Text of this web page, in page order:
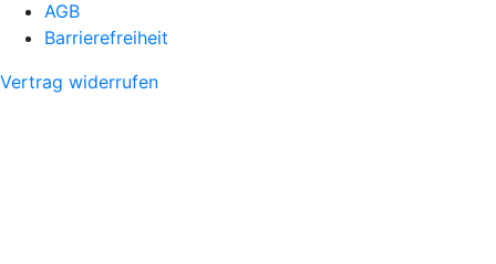
AGB
Barrierefreiheit
Vertrag widerrufen